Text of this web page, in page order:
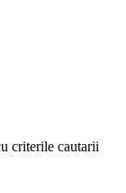
criterile cautarii